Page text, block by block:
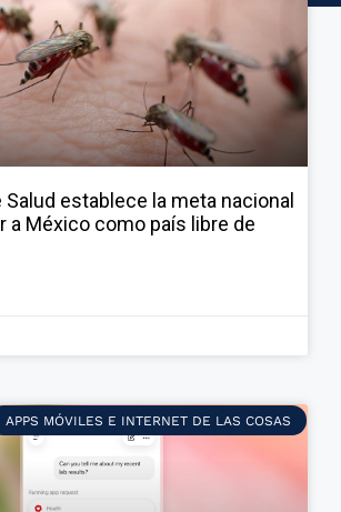
Salud establece la meta nacional
a México como país libre de
APPS MÓVILES E INTERNET DE LAS COSAS